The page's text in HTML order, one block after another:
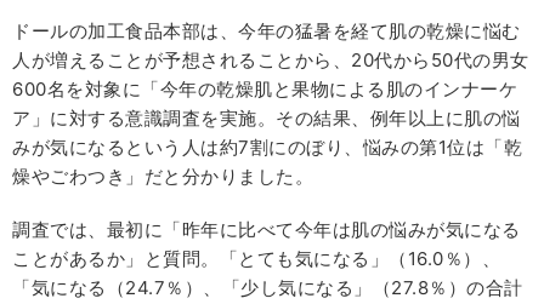
ドールの加工食品本部は、今年の猛暑を経て肌の乾燥に悩む
人が増えることが予想されることから、20代から50代の男女
600名を対象に「今年の乾燥肌と果物による肌のインナーケ
ア」に対する意識調査を実施。その結果、例年以上に肌の悩
みが気になるという人は約7割にのぼり、悩みの第1位は「乾
燥やごわつき」だと分かりました。
調査では、最初に「昨年に比べて今年は肌の悩みが気になる
ことがあるか」と質問。「とても気になる」（16.0％）、
「気になる（24.7％）、「少し気になる」（27.8％）の合計